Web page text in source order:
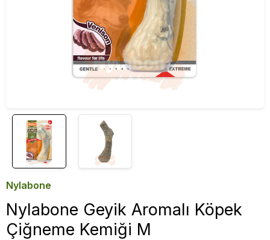
Nylabone
Nylabone Geyik Aromalı Köpek
Çiğneme Kemiği M